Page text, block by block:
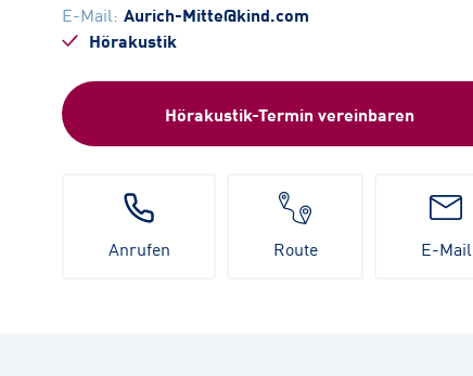
E-Mail: Aurich-Mitte@kind.com
Hörakustik
Hörakustik-Termin vereinbaren
Anrufen Route E-Mail